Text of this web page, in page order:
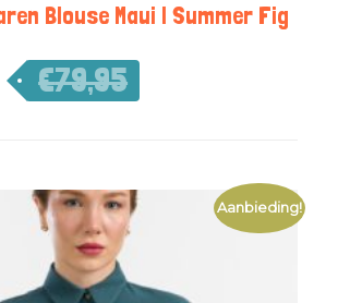
Blouse Maui | Summer Fig
€79,95
Aanbieding!